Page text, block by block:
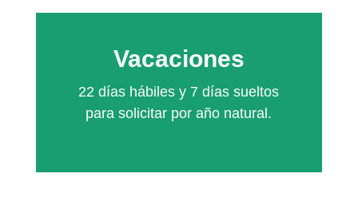
Vacaciones
22 días hábiles y 7 días sueltos
para solicitar por año natural.